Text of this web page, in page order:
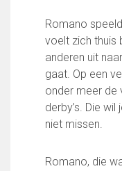
Wie doet wat
Ruimte reserveren/
VOLG ONS OP:
Romano
voelt zich thuis
anderen uit
gaat. Op een
onder meer de
derby’s. Die
niet missen.
Romano, die